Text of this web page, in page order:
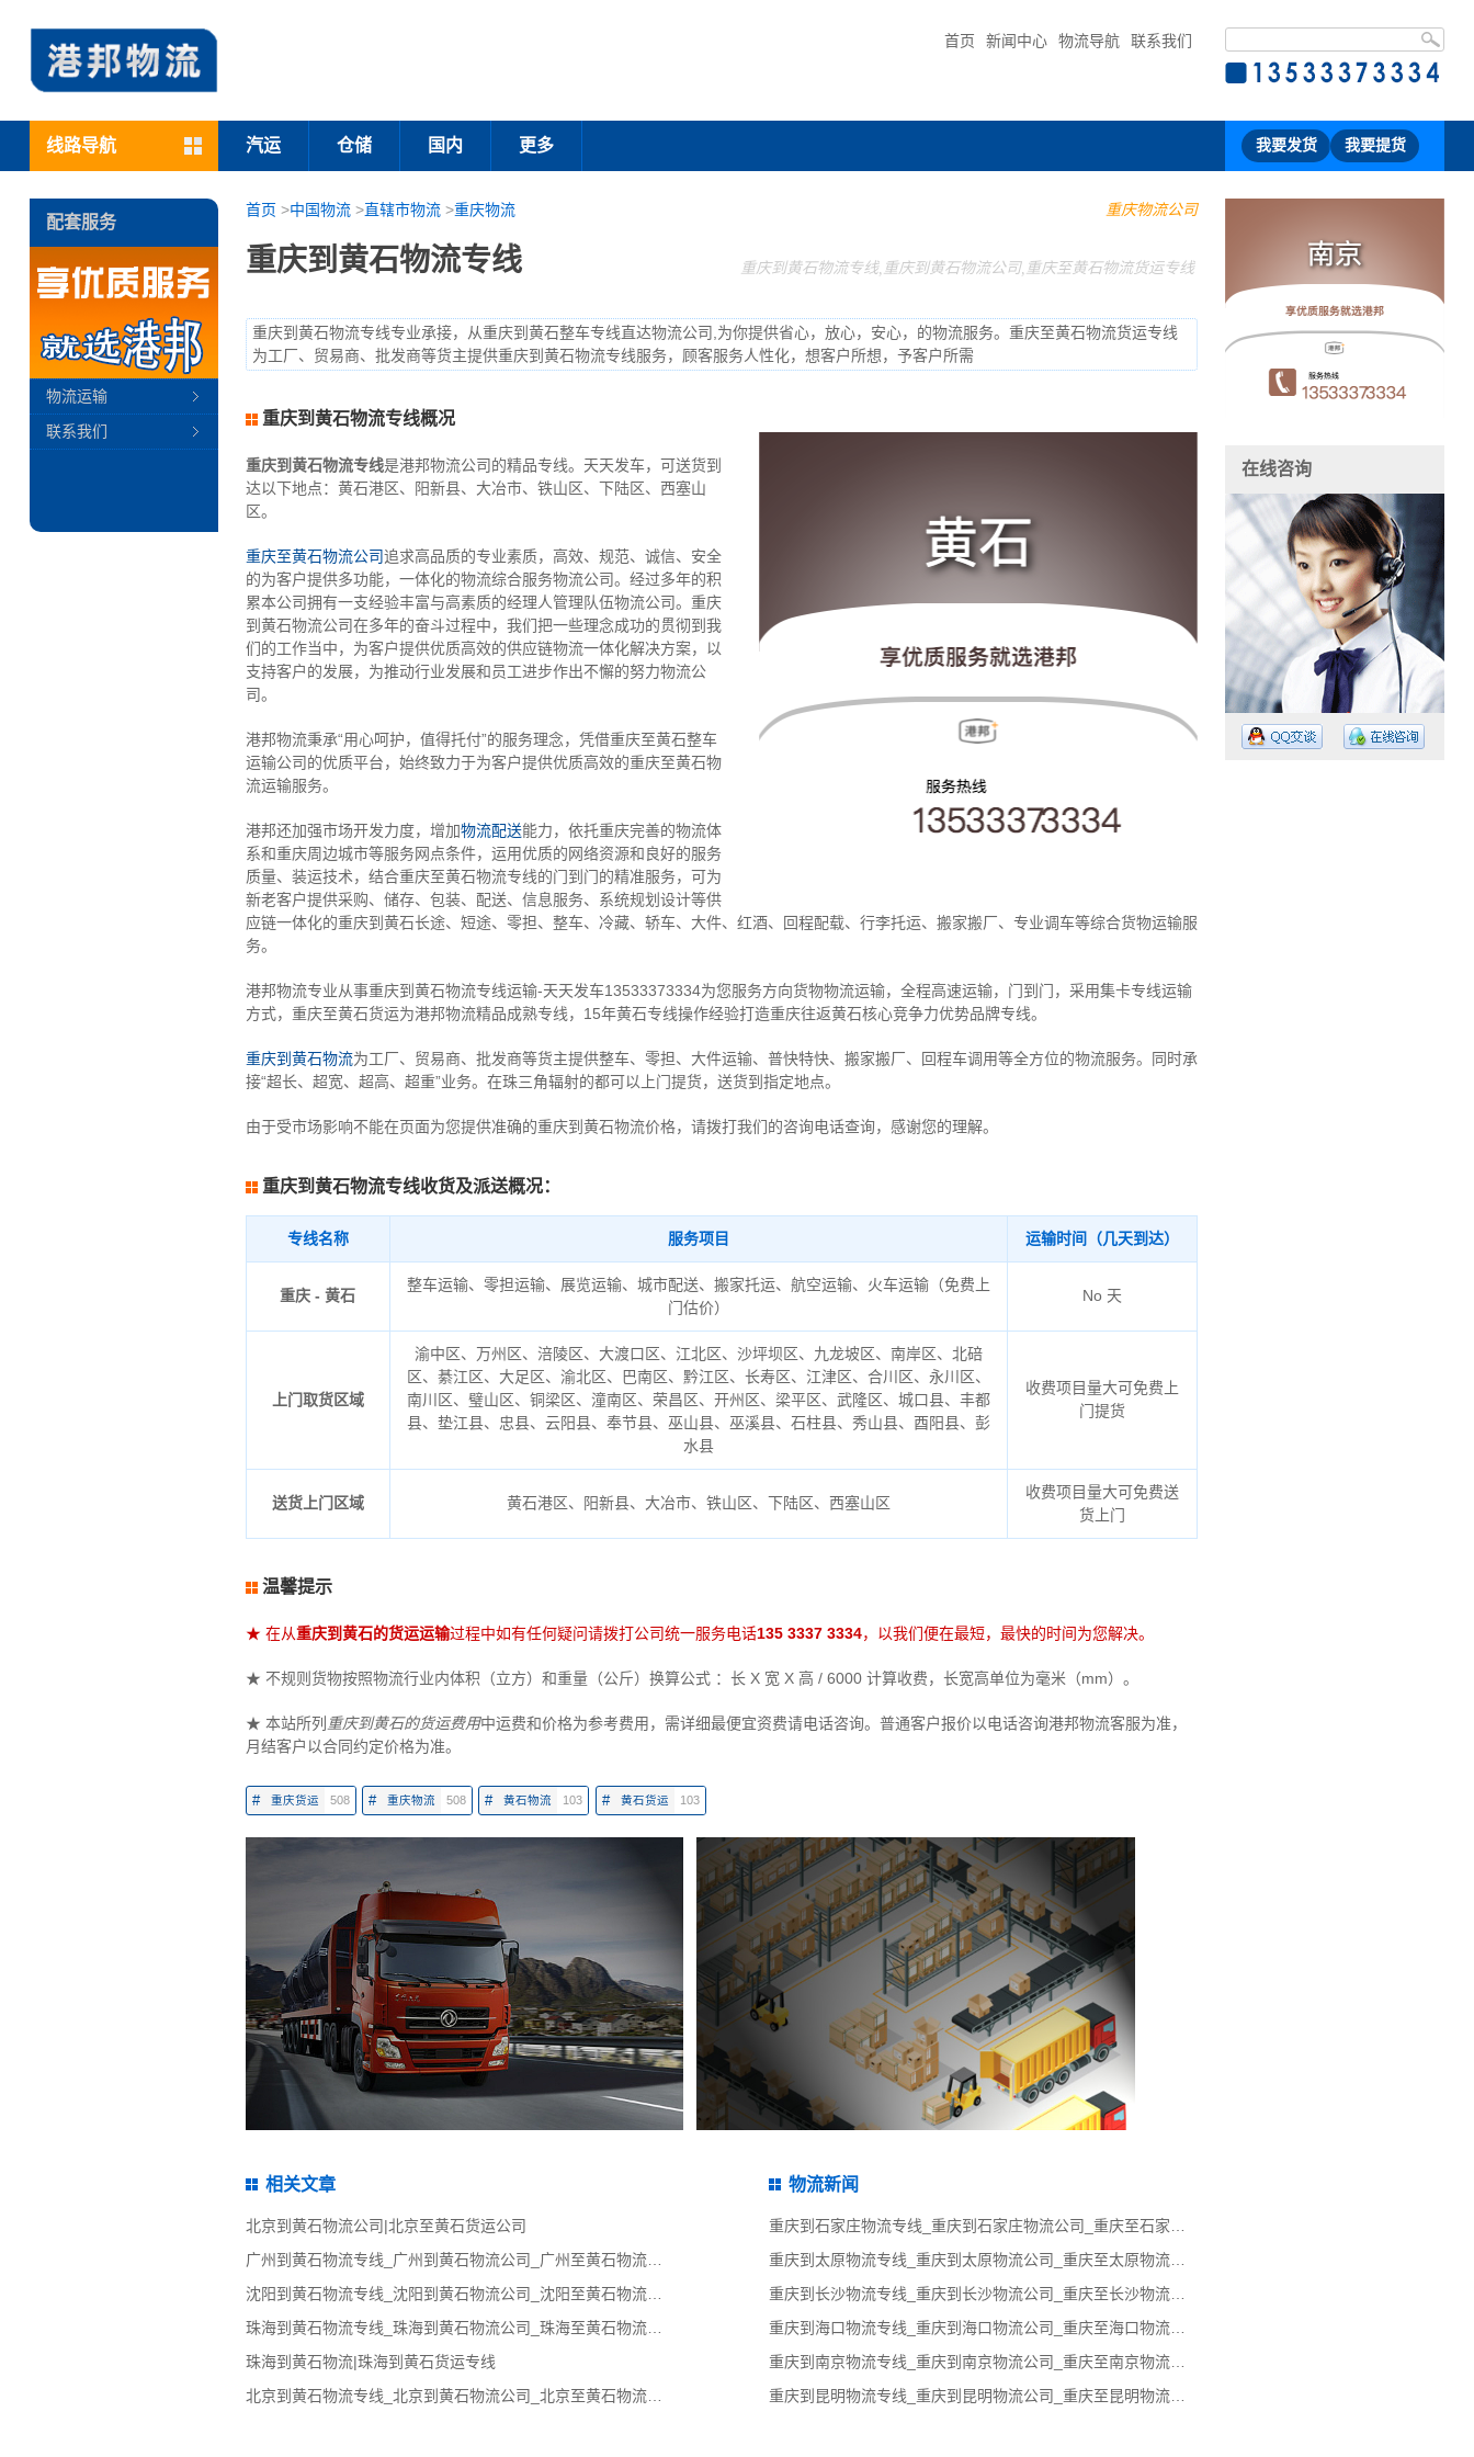
首页 新闻中心 物流导航 联系我们
线路导航 汽运 仓储 国内 更多 我要发货 我要提货
重庆物流公司
首页 >中国物流>直辖市物流>重庆物流
重庆到黄石物流专线 重庆到黄石物流专线,重庆到黄石物流公司,重庆至黄石物流货运专线
重庆到黄石物流专线专业承接，从重庆到黄石整车专线直达物流公司,为你提供省心，放心，安心，的物流服务。重庆至黄石物流货运专线
为工厂、贸易商、批发商等货主提供重庆到黄石物流专线服务，顾客服务人性化，想客户所想，予客户所需
重庆到黄石物流专线概况
重庆到黄石物流专线是港邦物流公司的精品专线。天天发车，可送货到
达以下地点：黄石港区、阳新县、大冶市、铁山区、下陆区、西塞山
区。
重庆至黄石物流公司追求高品质的专业素质，高效、规范、诚信、安全
的为客户提供多功能，一体化的物流综合服务物流公司。经过多年的积
累本公司拥有一支经验丰富与高素质的经理人管理队伍物流公司。重庆
到黄石物流公司在多年的奋斗过程中，我们把一些理念成功的贯彻到我
们的工作当中，为客户提供优质高效的供应链物流一体化解决方案，以
支持客户的发展，为推动行业发展和员工进步作出不懈的努力物流公
司。
港邦物流秉承“用心呵护，值得托付”的服务理念，凭借重庆至黄石整车
运输公司的优质平台，始终致力于为客户提供优质高效的重庆至黄石物
流运输服务。
港邦还加强市场开发力度，增加物流配送能力，依托重庆完善的物流体
系和重庆周边城市等服务网点条件，运用优质的网络资源和良好的服务
质量、装运技术，结合重庆至黄石物流专线的门到门的精准服务，可为
新老客户提供采购、储存、包装、配送、信息服务、系统规划设计等供
应链一体化的重庆到黄石长途、短途、零担、整车、冷藏、轿车、大件、红酒、回程配载、行李托运、搬家搬厂、专业调车等综合货物运输服
务。
港邦物流专业从事重庆到黄石物流专线运输-天天发车13533373334为您服务方向货物物流运输，全程高速运输，门到门，采用集卡专线运输
方式，重庆至黄石货运为港邦物流精品成熟专线，15年黄石专线操作经验打造重庆往返黄石核心竞争力优势品牌专线。
重庆到黄石物流为工厂、贸易商、批发商等货主提供整车、零担、大件运输、普快特快、搬家搬厂、回程车调用等全方位的物流服务。同时承
接“超长、超宽、超高、超重”业务。在珠三角辐射的都可以上门提货，送货到指定地点。
由于受市场影响不能在页面为您提供准确的重庆到黄石物流价格，请拨打我们的咨询电话查询，感谢您的理解。
重庆到黄石物流专线收货及派送概况：
专线名称 服务项目 运输时间（几天到达）
重庆 - 黄石
整车运输、零担运输、展览运输、城市配送、搬家托运、航空运输、火车运输（免费上
门估价）
No 天
上门取货区域
渝中区、万州区、涪陵区、大渡口区、江北区、沙坪坝区、九龙坡区、南岸区、北碚
区、綦江区、大足区、渝北区、巴南区、黔江区、长寿区、江津区、合川区、永川区、
南川区、璧山区、铜梁区、潼南区、荣昌区、开州区、梁平区、武隆区、城口县、丰都
县、垫江县、忠县、云阳县、奉节县、巫山县、巫溪县、石柱县、秀山县、酉阳县、彭
水县
收费项目量大可免费上
门提货
送货上门区域 黄石港区、阳新县、大冶市、铁山区、下陆区、西塞山区
收费项目量大可免费送
货上门
温馨提示
★ 在从重庆到黄石的货运运输过程中如有任何疑问请拨打公司统一服务电话135 3337 3334，以我们便在最短，最快的时间为您解决。
★ 不规则货物按照物流行业内体积（立方）和重量（公斤）换算公式 ：长 X 宽 X 高 / 6000 计算收费，长宽高单位为毫米（mm）。
★ 本站所列 重庆到黄石的货运费用中运费和价格为参考费用，需详细最便宜资费请电话咨询。普通客户报价以电话咨询港邦物流客服为准，
月结客户以合同约定价格为准。
# 重庆货运 508 # 重庆物流 508 # 黄石物流 103 # 黄石货运 103
相关文章
北京到黄石物流公司|北京至黄石货运公司
广州到黄石物流专线_广州到黄石物流公司_广州至黄石物流货运专线
沈阳到黄石物流专线_沈阳到黄石物流公司_沈阳至黄石物流货运专线
珠海到黄石物流专线_珠海到黄石物流公司_珠海至黄石物流货运专线
珠海到黄石物流|珠海到黄石货运专线
北京到黄石物流专线_北京到黄石物流公司_北京至黄石物流货运专线
物流新闻
配套服务
物流运输
联系我们
在线咨询